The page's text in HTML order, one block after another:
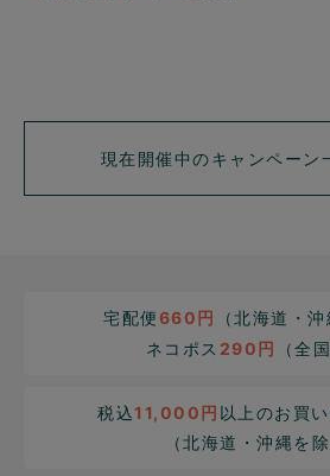
現在開催中のキャンペーン
宅配便660円
（北海道・
ネコポス 290円 （全
税込11,000円 以上のお買
（北海道・沖縄を除